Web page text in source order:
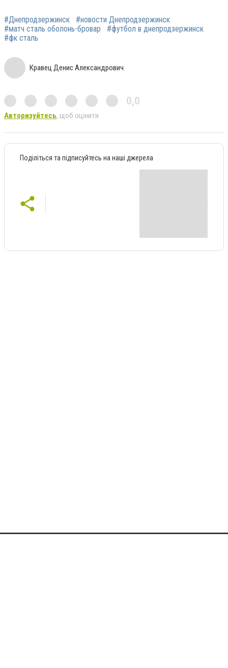
#Днепродзержинск
#новости Днепродзержинск
#матч сталь оболонь-бровар
#футбол в днепродзержинск
#фк сталь
Кравец Денис Александрович
0,0
Авторизуйтесь, щоб оцінити
Поділіться та підписуйтесь на наші джерела